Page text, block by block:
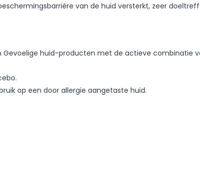
van de huid versterkt, zeer
huid-producten met de actieve combinatie
op een door allergie aangetaste huid.